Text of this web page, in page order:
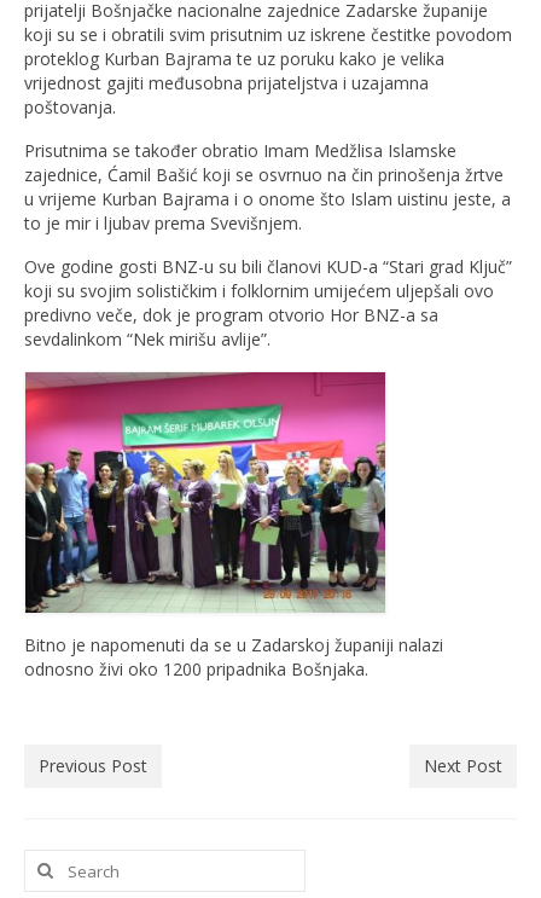
prijatelji Bošnjačke nacionalne zajednice Zadarske županije
koji su se i obratili svim prisutnim uz iskrene čestitke povodom
proteklog Kurban Bajrama te uz poruku kako je velika
vrijednost gajiti međusobna prijateljstva i uzajamna
poštovanja.
Prisutnima se također obratio Imam Medžlisa Islamske
zajednice, Ćamil Bašić koji se osvrnuo na čin prinošenja žrtve
u vrijeme Kurban Bajrama i o onome što Islam uistinu jeste, a
to je mir i ljubav prema Svevišnjem.
Ove godine gosti BNZ-u su bili članovi KUD-a “Stari grad Ključ”
koji su svojim solističkim i folklornim umijećem uljepšali ovo
predivno veče, dok je program otvorio Hor BNZ-a sa
sevdalinkom “Nek mirišu avlije”.
Bitno je napomenuti da se u Zadarskoj županiji nalazi
odnosno živi oko 1200 pripadnika Bošnjaka.
Previous Post Next Post
Search
for: